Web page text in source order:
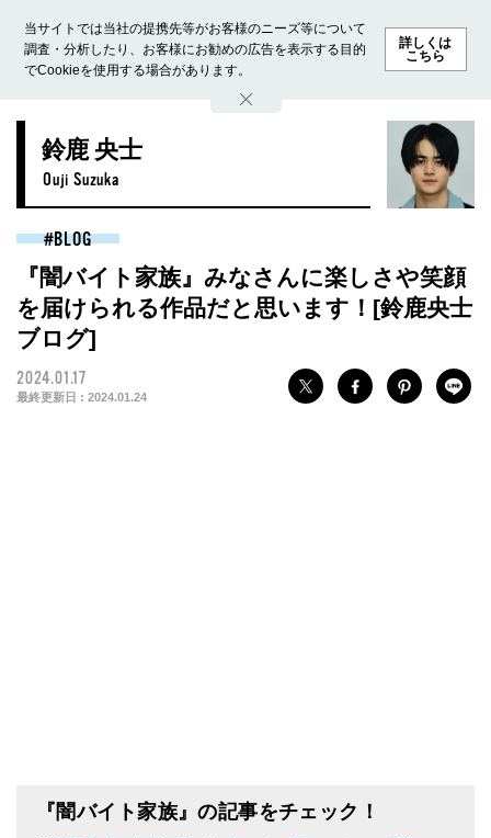
当サイトでは当社の提携先等がお客様のニーズ等について
調査・分析したり、お客様にお勧めの広告を表示する目的
でCookieを使用する場合があります。
詳しくは
こちら
ホーム モデル募集 ランキング ファッション ビューテ
鈴鹿 央士
Ouji Suzuka
BLOG
『闇バイト家族』みなさんに楽しさや笑顔
を届けられる作品だと思います！[鈴鹿央士
ブログ]
2024.01.17
最終更新日 : 2024.01.24
『闇バイト家族』の記事をチェック！